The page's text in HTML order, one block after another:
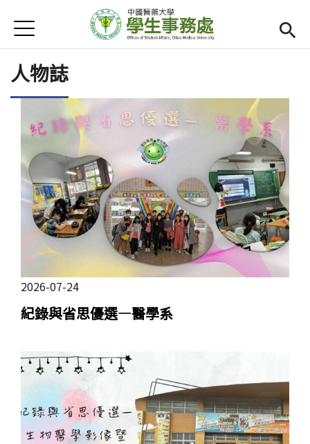
首頁
Open
首頁
單位連結
最新消息
Open submenu (活動集錦)
活動集錦
法令規章
Open submenu (宿舍專區)
宿舍專區
智慧校園食衣住行
Jump to Navigation
Jump to Main content
人物誌
2026-07-24
紀錄與省思優選—醫學系